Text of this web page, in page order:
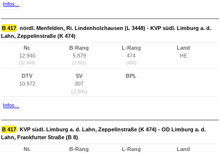
Infos...
B 417 nördl. Menfelden, Ri. Lindenholzhausen (L 3448) - KVP südl. Limburg a. d.
Lahn, Zeppelinstraße (K 474)
Nr.
12.940
(12.949)
B-Rang
5.879
(3.501)
L-Rang
474
(460)
Land
HE
DTV
10.972
SV
307
(2,8%)
BPL
Infos...
B 417 KVP südl. Limburg a. d. Lahn, Zeppelinstraße (K 474) - OD Limburg a. d.
Lahn, Frankfurter Straße (B 8)
Nr.
B-Rang
L-Rang
Land